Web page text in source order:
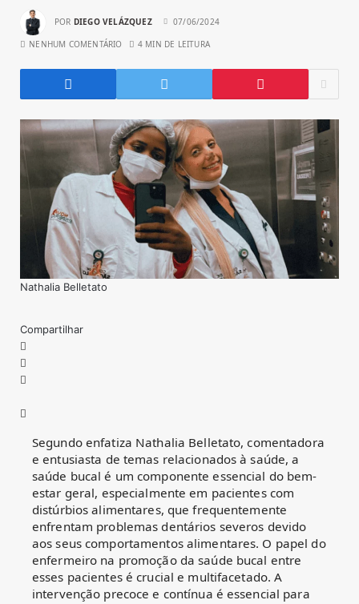
POR DIEGO VELÁZQUEZ 07/06/2024
NENHUM COMENTÁRIO 4 MIN DE LEITURA
Nathalia Belletato
Compartilhar
Segundo enfatiza Nathalia Belletato, comentadora
e entusiasta de temas relacionados à saúde, a
saúde bucal é um componente essencial do bem-
estar geral, especialmente em pacientes com
distúrbios alimentares, que frequentemente
enfrentam problemas dentários severos devido
aos seus comportamentos alimentares. O papel do
enfermeiro na promoção da saúde bucal entre
esses pacientes é crucial e multifacetado. A
intervenção precoce e contínua é essencial para